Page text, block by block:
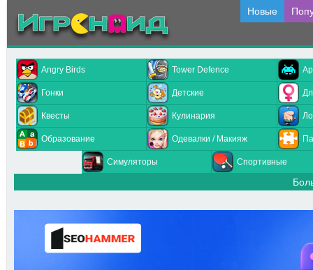
Новые
Angry Birds Tower Defence
Гонки Детские
Квесты Кулинария
Образование Одевалки / Макияж
Симуляторы Спортивные